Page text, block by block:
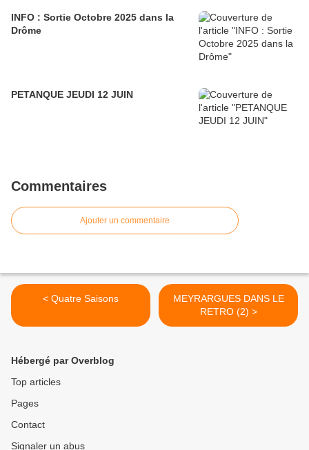
INFO : Sortie Octobre 2025 dans la
Drôme
PETANQUE JEUDI 12 JUIN
Commentaires
Ajouter un commentaire
< Quatre Saisons
MEYRARGUES DANS LE
RETRO (2) >
Hébergé par Overblog
Top articles
Pages
Contact
Signaler un abus